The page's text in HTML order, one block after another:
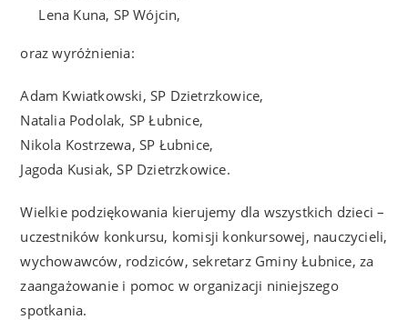
Lena Kuna, SP Wójcin,
oraz wyróżnienia:
Adam Kwiatkowski, SP Dzietrzkowice,
Natalia Podolak, SP Łubnice,
Nikola Kostrzewa, SP Łubnice,
Jagoda Kusiak, SP Dzietrzkowice.
Wielkie podziękowania kierujemy dla wszystkich dzieci –
uczestników konkursu, komisji konkursowej, nauczycieli,
wychowawców, rodziców, sekretarz Gminy Łubnice, za
zaangażowanie i pomoc w organizacji niniejszego
spotkania.